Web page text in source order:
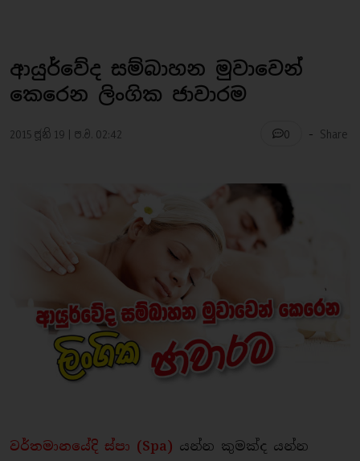
ආයුර්වේද සම්බාහන මුවාවෙන්
කෙරෙන ලිංගික ජාවාරම
2015 ජූනි 19 | ප.ව. 02:42 0 - Share
වර්තමානයේදි ස්පා (Spa) යන්න කුමක්ද යන්න